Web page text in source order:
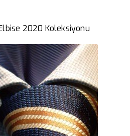
2020 Koleksiyonu